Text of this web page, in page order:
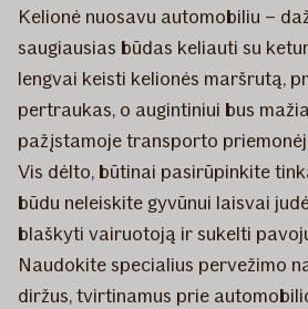
Kelionė nuosavu automobiliu –
saugiausias būdas keliauti su
lengvai keisti kelionės maršrutą,
pertraukas, o augintiniui bus
pažįstamoje transporto
Vis dėlto, būtinai pasirūpinkite
būdu neleiskite gyvūnui laisvai
blaškyti vairuotoją ir sukelti
Naudokite specialius pervežimo
diržus, tvirtinamus prie